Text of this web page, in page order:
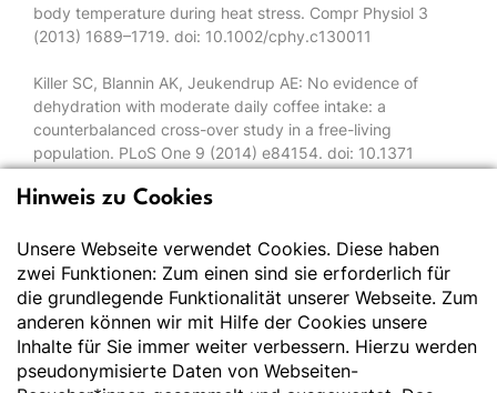
body temperature during heat stress. Compr Physiol 3
(2013) 1689–1719. doi: 10.1002/cphy.c130011
Killer SC, Blannin AK, Jeukendrup AE: No evidence of
dehydration with moderate daily coffee intake: a
counterbalanced cross-over study in a free-living
population. PLoS One 9 (2014) e84154. doi: 10.1371
nutritional considerations. Exp Physiol 107 (2022) 1122–
1135. doi: 10.1113/EP090149
Lee TH, Lee JW, Osaka T et al.: Lack of integrative control
of body temperature after capsaicin administration. Korean
J Intern Med 15 (2000) 103–108. doi:
10.3904/kjim.2000.15.2.103
Hinweis zu Cookies
Unsere Webseite verwendet Cookies. Diese haben
zwei Funktionen: Zum einen sind sie erforderlich für
die grundlegende Funktionalität unserer Webseite. Zum
anderen können wir mit Hilfe der Cookies unsere
Inhalte für Sie immer weiter verbessern. Hierzu werden
pseudonymisierte Daten von Webseiten-